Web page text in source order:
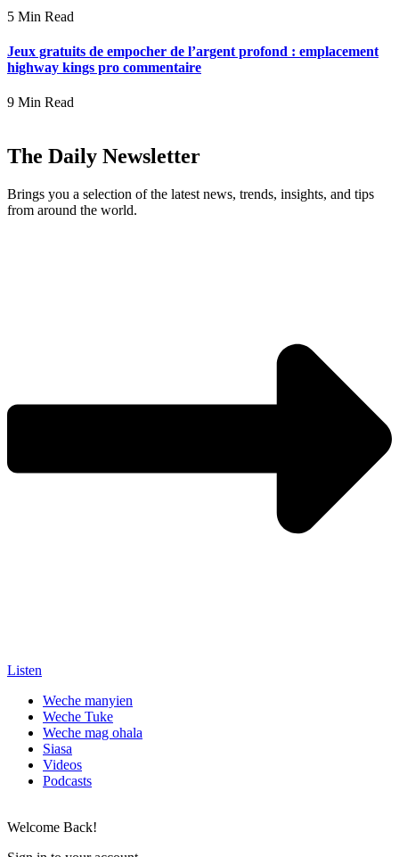
5 Min Read
Jeux gratuits de empocher de l’argent profond : emplacement
highway kings pro commentaire
9 Min Read
The Daily Newsletter
Brings you a selection of the latest news, trends, insights, and tips
from around the world.
Listen
Weche manyien
Weche Tuke
Weche mag ohala
Siasa
Videos
Podcasts
Welcome Back!